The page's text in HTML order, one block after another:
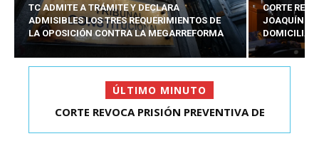
TC ADMITE A TRÁMITE Y DECLARA
ADMISIBLES LOS TRES REQUERIMIENTOS DE
LA OPOSICIÓN CONTRA LA MEGARREFORMA
CORTE
JOAQUÍN
ÚLTIMO MINUTO
CASO FIDEL ESPINOZA: SENADO PIDE “EVITAR
CORTE REVOCA PRISIÓN PREVENTIVA DE